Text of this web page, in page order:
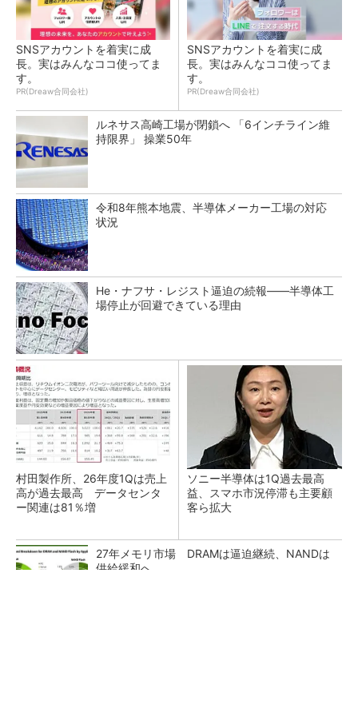
SNSアカウントを着実に成
長。実はみんなココ使ってま
す。
PR(Dreaw合同会社)
SNSアカウントを着実に成
長。実はみんなココ使ってま
す。
PR(Dreaw合同会社)
ルネサス高崎工場が閉鎖へ 「6インチライン維
持限界」 操業50年
令和8年熊本地震、半導体メーカー工場の対応
状況
He・ナフサ・レジスト逼迫の続報――半導体工
場停止が回避できている理由
村田製作所、26年度1Qは売上
高が過去最高 データセンタ
ー関連は81％増
ソニー半導体は1Q過去最高
益、スマホ市況停滞も主要顧
客ら拡大
27年メモリ市場 DRAMは逼迫継続、NANDは
供給緩和へ